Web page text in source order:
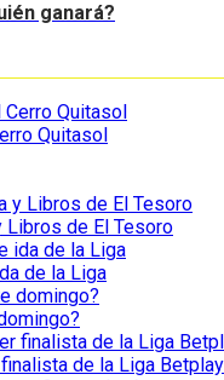
ganará?
Quitasol
Libros de El Tesoro
de la Liga
de la Liga Betplay I